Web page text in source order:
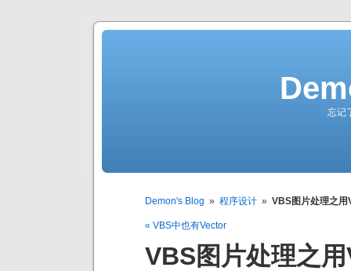
忘记
Demon's Blog » 程序设计 » VBS图片处理之
« VBS中也有Vector
VBS图片处理之